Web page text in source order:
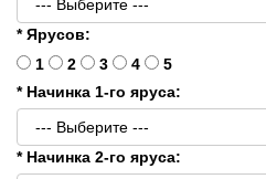
* Ярусов:
1
2 3 4
5
* Начинка 1-го яруса:
* Начинка 2-го яруса: